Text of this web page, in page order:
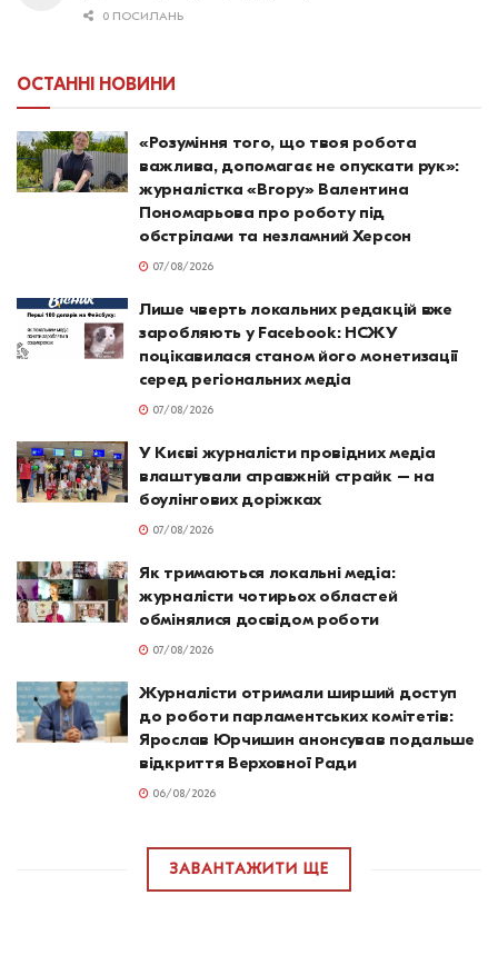
0 ПОСИЛАНЬ
ОСТАННІ НОВИНИ
«Розуміння того, що твоя робота
важлива, допомагає не опускати рук»:
журналістка «Вгору» Валентина
Пономарьова про роботу під
обстрілами та незламний Херсон
07/08/2026
Лише чверть локальних редакцій вже
заробляють у Facebook: НСЖУ
поцікавилася станом його монетизації
серед регіональних медіа
07/08/2026
У Києві журналісти провідних медіа
влаштували справжній страйк – на
боулінгових доріжках
07/08/2026
Як тримаються локальні медіа:
журналісти чотирьох областей
обмінялися досвідом роботи
07/08/2026
Журналісти отримали ширший доступ
до роботи парламентських комітетів:
Ярослав Юрчишин анонсував подальше
відкриття Верховної Ради
06/08/2026
ЗАВАНТАЖИТИ ЩЕ